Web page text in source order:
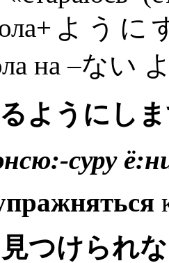
ように
на –ない
ようにし
суру
見つけられ